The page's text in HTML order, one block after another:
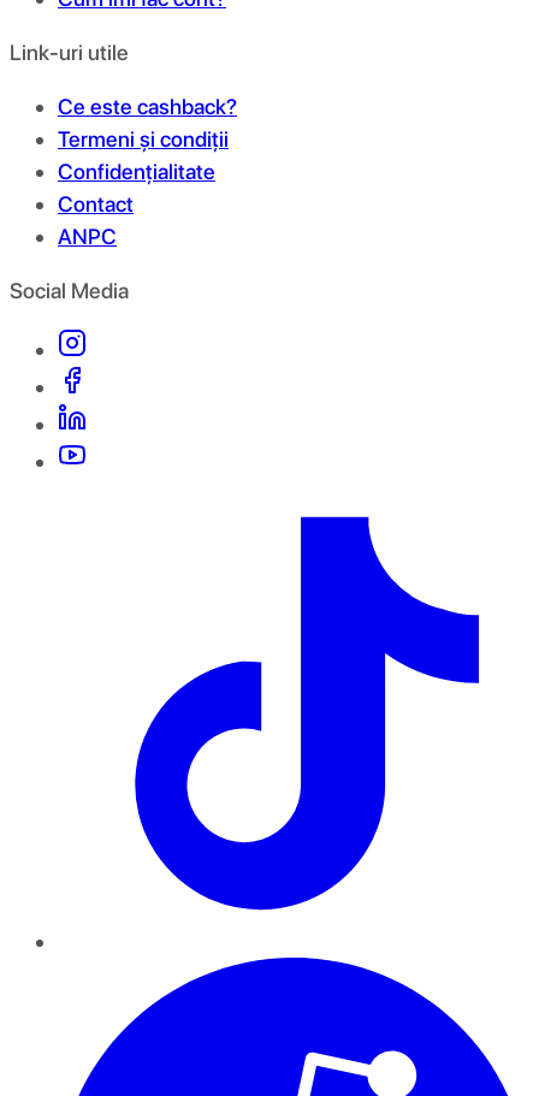
Link-uri utile
Ce este cashback?
Termeni și condiții
Confidențialitate
Contact
ANPC
Social Media